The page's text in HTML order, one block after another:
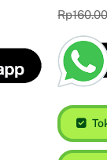
Dinilai
4.00
dari 5
Rp